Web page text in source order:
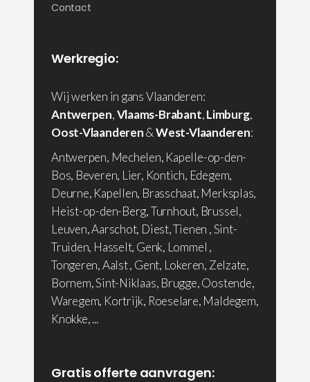
Contact
Werkregio:
Wij werken in gans Vlaanderen:
Antwerpen,Vlaams-Brabant,Limburg,
Oost-Vlaanderen&West-Vlaanderen:
Antwerpen, Mechelen, Kapelle-op-den-
Bos, Beveren, Lier, Kontich, Edegem,
Deurne, Kapellen, Brasschaat, Merksplas,
Heist-op-den-Berg, Turnhout, Brussel,
Leuven, Aarschot, Diest, Tienen , Sint-
Truiden, Hasselt, Genk, Lommel ,
Tongeren, Aalst , Gent, Lokeren, Zelzate,
Bornem, Sint-Niklaas, Brugge, Oostende,
Waregem, Kortrijk, Roeselare, Maldegem,
Knokke, ...
Gratis offerte aanvragen: